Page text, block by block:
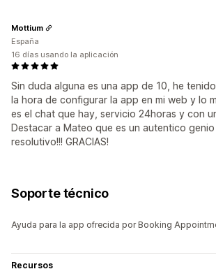
Sin duda alguna es una app de 10, he
la hora de configurar la app en mi web y lo
es el chat que hay, servicio 24horas y con
Destacar a Mateo que es un autentico
resolutivo!!! GRACIAS!
Mottium
España
16 días usando la aplicación
Soporte técnico
Ayuda para la app ofrecida por Booking
Recursos